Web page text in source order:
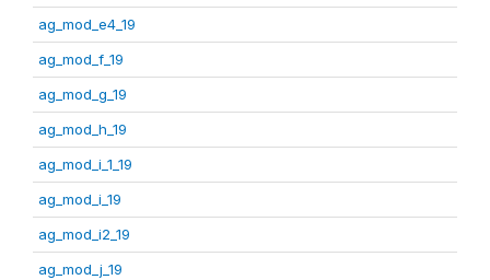
ag_mod_e4_19
ag_mod_f_19
ag_mod_g_19
ag_mod_h_19
ag_mod_i_1_19
ag_mod_i_19
ag_mod_i2_19
ag_mod_j_19